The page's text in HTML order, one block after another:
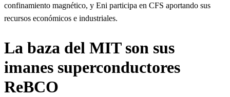
confinamiento magnético, y Eni participa en CFS aportando sus
recursos económicos e industriales.
La baza del MIT son sus
imanes superconductores
ReBCO